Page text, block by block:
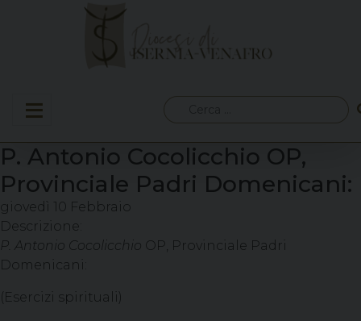
per:
P. Antonio Cocolicchio OP,
Provinciale Padri Domenicani:
giovedì 10 Febbraio
Descrizione:
P. Antonio Cocolicchio OP, Provinciale Padri
Domenicani:
(Esercizi spirituali)